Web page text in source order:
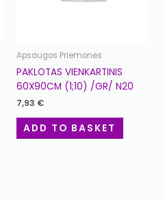
Apsaugos Priemonės
PAKLOTAS VIENKARTINIS
60X90CM (1;10) /GR/ N20
7,93 €
ADD TO BASKET